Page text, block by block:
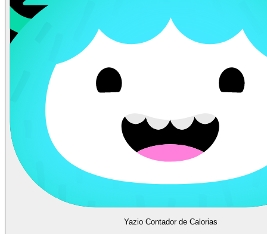
Yazio Contador de Calorias